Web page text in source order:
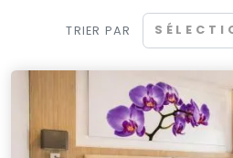
TRIER PAR